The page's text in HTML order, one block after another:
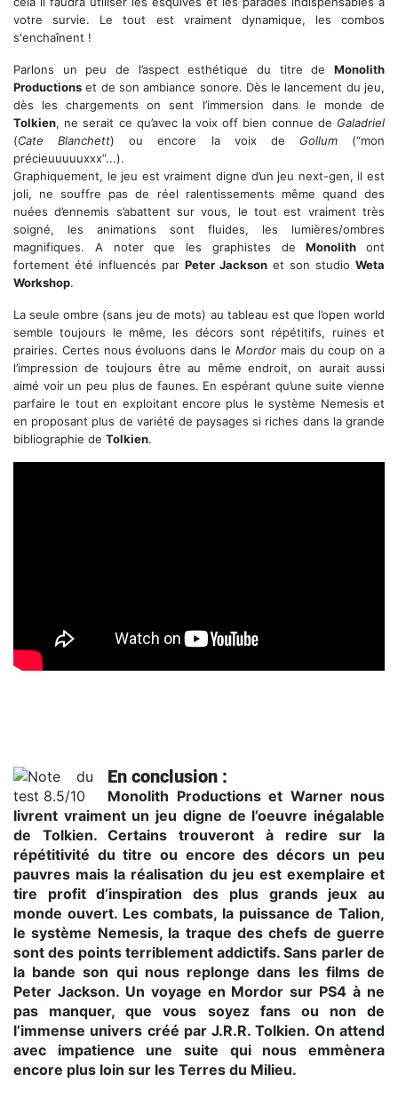
votre survie. Le tout est vraiment dynamique, les combos
s'enchaînent !
Parlons un peu de l’aspect esthétique du titre de Monolith
Productions et de son ambiance sonore. Dès le lancement du jeu,
dès les chargements on sent l’immersion dans le monde de
Tolkien, ne serait ce qu’avec la voix off bien connue de Galadriel
(Cate Blanchett) ou encore la voix de Gollum (“mon
précieuuuuuxxx”...).
Graphiquement, le jeu est vraiment digne d’un jeu next-gen, il est
joli, ne souffre pas de réel ralentissements même quand des
nuées d’ennemis s’abattent sur vous, le tout est vraiment très
soigné, les animations sont fluides, les lumières/ombres
magnifiques. A noter que les graphistes deMonolith ont
fortement été influencés par Peter Jackson et son studio Weta
Workshop.
La seule ombre (sans jeu de mots) au tableau est que l’open world
semble toujours le même, les décors sont répétitifs, ruines et
prairies. Certes nous évoluons dans le Mordor mais du coup on a
l’impression de toujours être au même endroit, on aurait aussi
aimé voir un peu plus de faunes. En espérant qu’une suite vienne
parfaire le tout en exploitant encore plus le système Nemesis et
en proposant plus de variété de paysages si riches dans la grande
bibliographie de Tolkien.
En conclusion :
Monolith Productions et Warner nous
livrent vraiment un jeu digne de l’oeuvre inégalable
de Tolkien. Certains trouveront à redire sur la
répétitivité du titre ou encore des décors un peu
pauvres mais la réalisation du jeu est exemplaire et
tire profit d’inspiration des plus grands jeux au
monde ouvert. Les combats, la puissance de Talion,
le système Nemesis, la traque des chefs de guerre
sont des points terriblement addictifs. Sans parler de
la bande son qui nous replonge dans les films de
Peter Jackson. Un voyage en Mordor sur PS4 à ne
pas manquer, que vous soyez fans ou non de
l’immense univers créé par J.R.R. Tolkien. On attend
avec impatience une suite qui nous emmènera
encore plus loin sur les Terres du Milieu.